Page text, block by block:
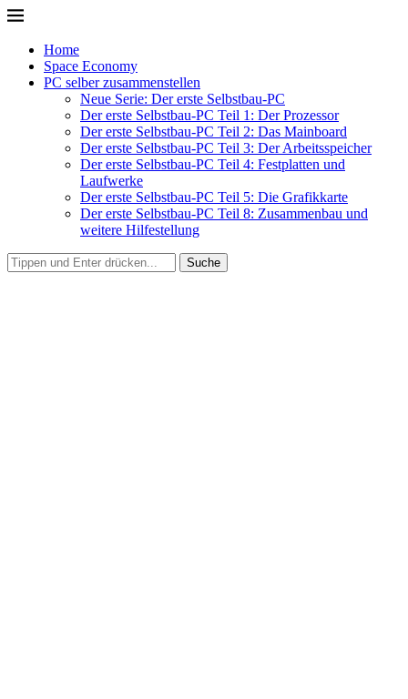
Home
Space Economy
PC selber zusammenstellen
Neue Serie: Der erste Selbstbau-PC
Der erste Selbstbau-PC Teil 1: Der Prozessor
Der erste Selbstbau-PC Teil 2: Das Mainboard
Der erste Selbstbau-PC Teil 3: Der Arbeitsspeicher
Der erste Selbstbau-PC Teil 4: Festplatten und
Laufwerke
Der erste Selbstbau-PC Teil 5: Die Grafikkarte
Der erste Selbstbau-PC Teil 8: Zusammenbau und
weitere Hilfestellung
Suche